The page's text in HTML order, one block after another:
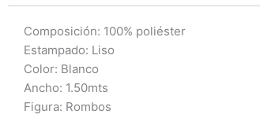
Composición: 100% poliéster
Estampado: Liso
Color: Blanco
Ancho: 1.50mts
Figura: Rombos